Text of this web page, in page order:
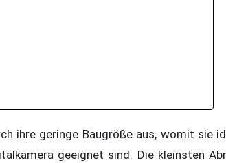
ihre geringe Baugröße aus, womit sie
geeignet sind. Die kleinsten